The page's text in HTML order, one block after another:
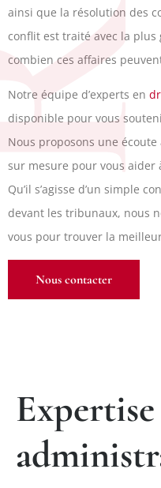
ainsi que la résolution des
conflit est traité avec la
combien ces affaires
Notre équipe d’experts en
disponible pour vous
Nous proposons une
sur mesure pour vous aider
Qu’il s’agisse d’un simple
devant les tribunaux, nous
vous pour trouver la
Nous contacter